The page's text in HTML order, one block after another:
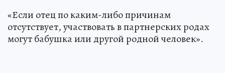
«Если отец по каким-либо причинам
отсутствует, участвовать в партнерских родах
могут бабушка или другой родной человек».